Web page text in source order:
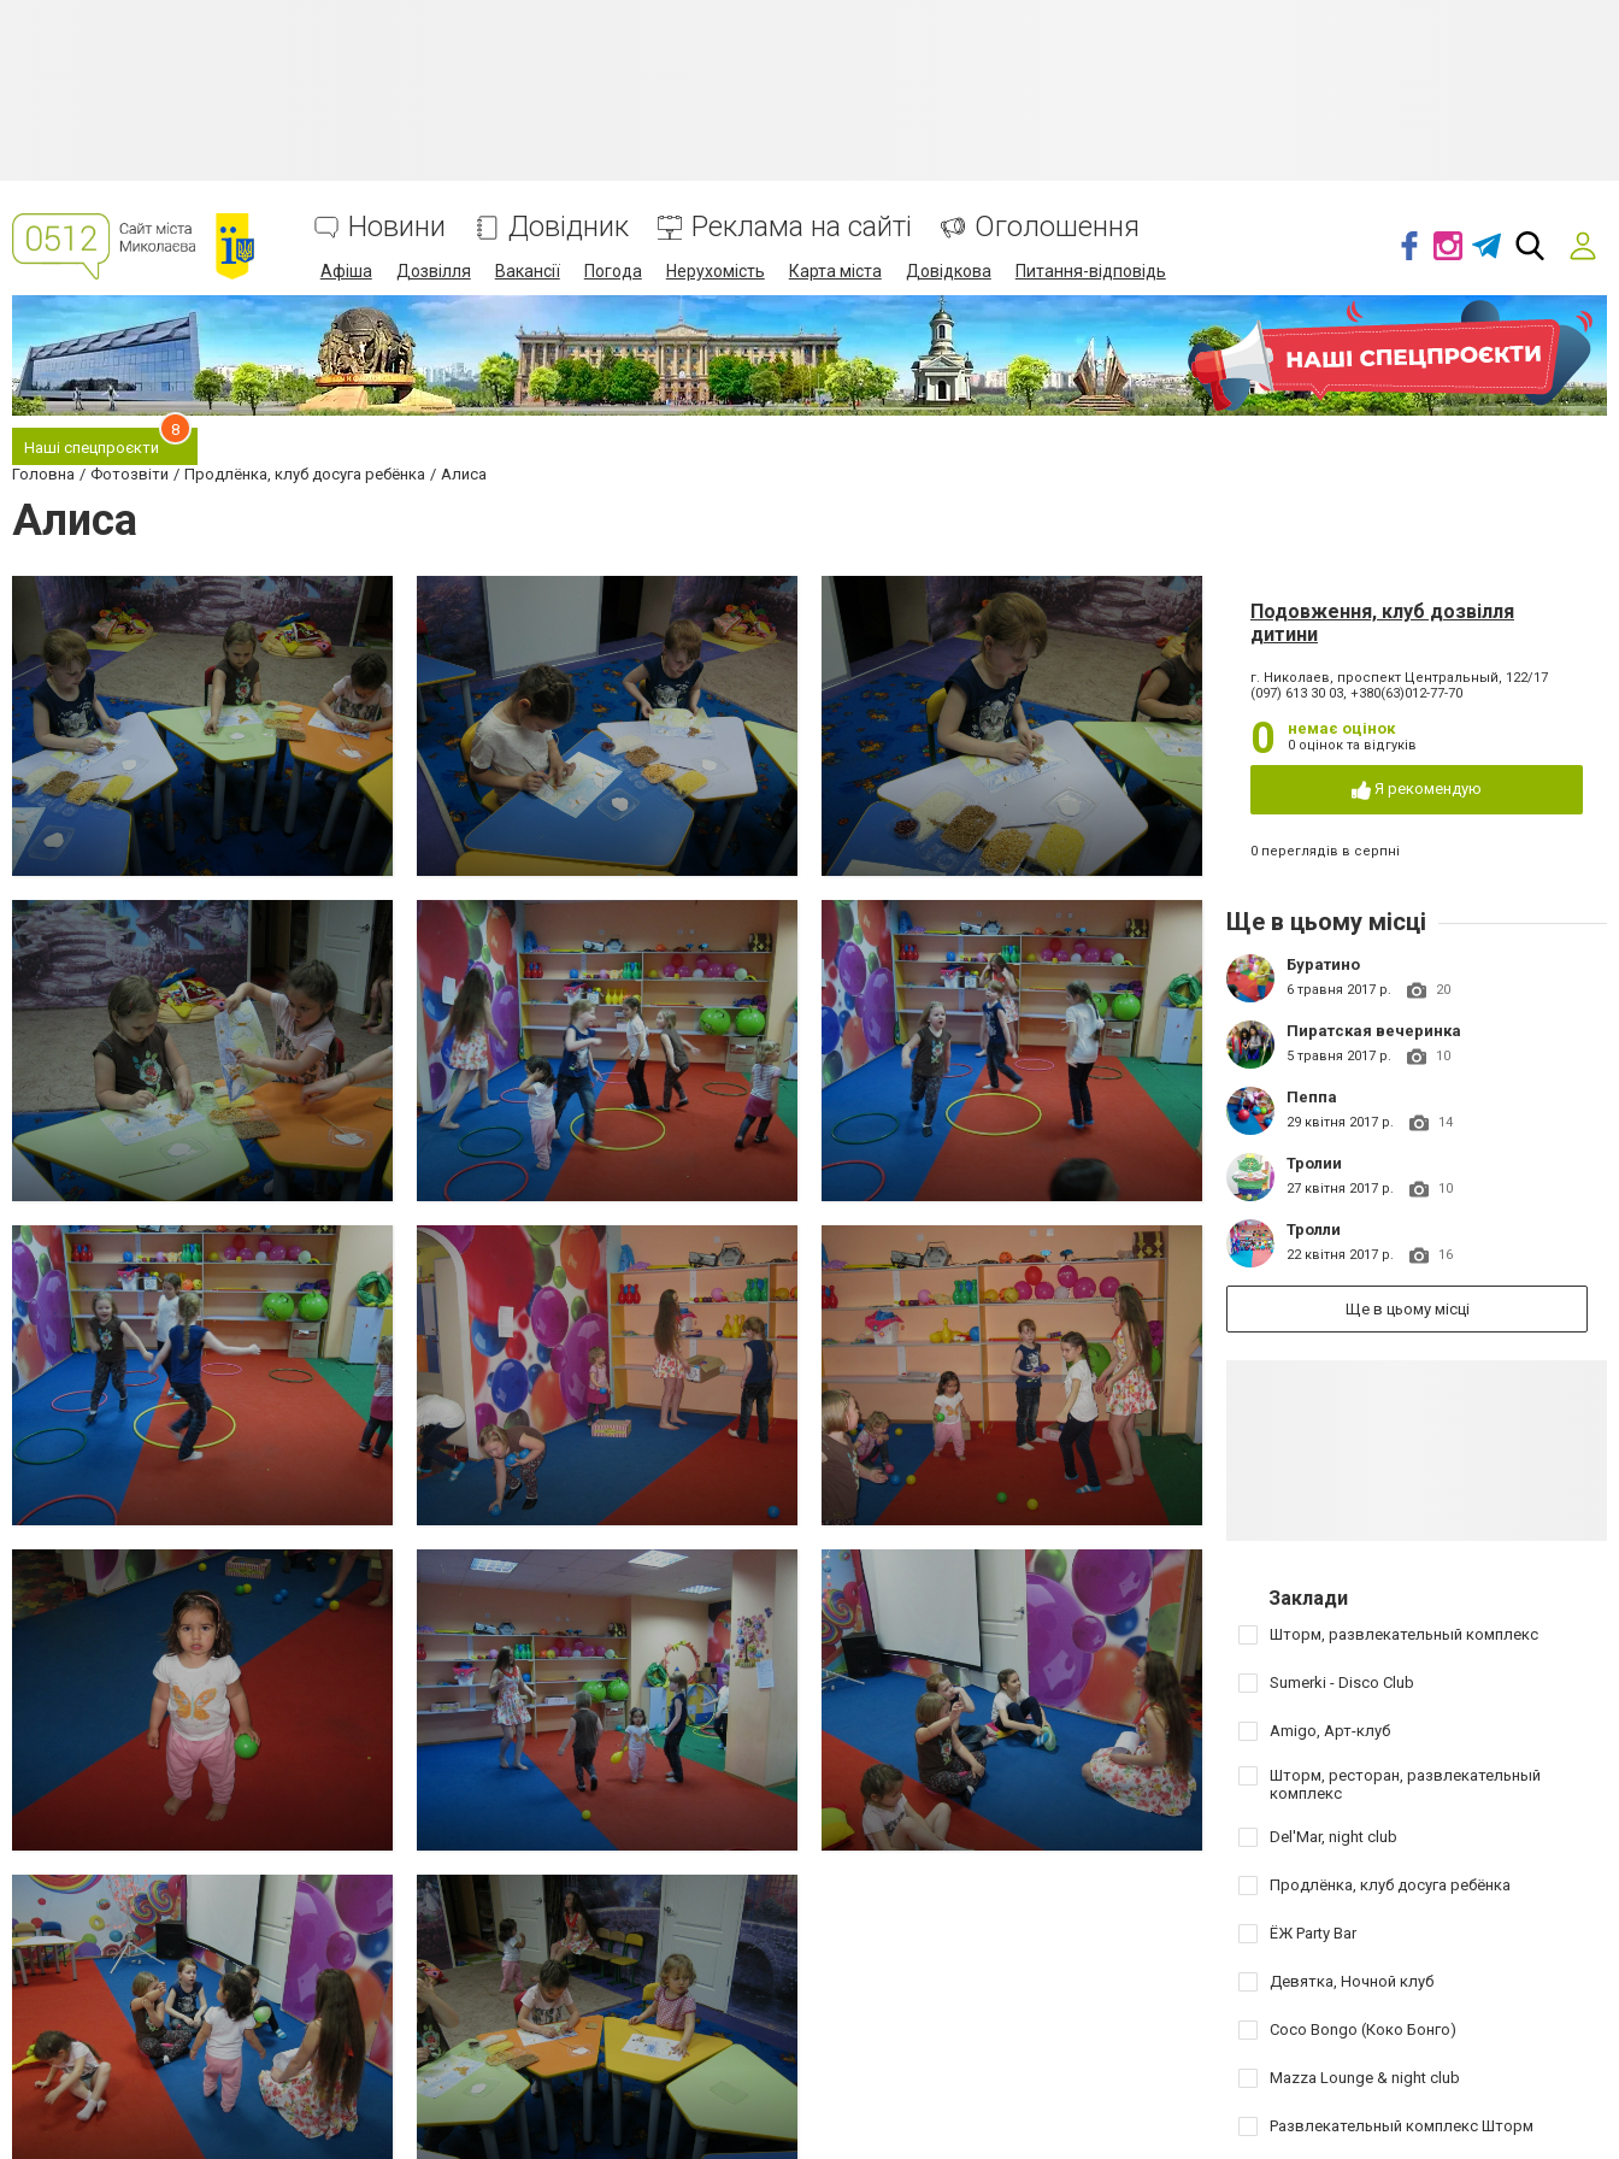
Новини Довідник Реклама на сайті Оголошення
Афіша Дозвілля Вакансії Погода Нерухомість Карта міста Довідкова Питання-відповідь
Наші спецпроєкти
8
Головна Фотозвіти Продлёнка, клуб досуга ребёнка Алиса
Алиса
Подовження, клуб дозвілля
дитини
г. Николаев, проспект Центральный, 122/17
(097) 613 30 03, +380(63)012-77-70
0 немає оцінок
0 оцінок та відгуків
Я рекомендую
0 переглядів в серпні
Ще в цьому місці
Буратино
6 травня 2017 р. 20
Пиратская вечеринка
5 травня 2017 р. 10
Пеппа
29 квітня 2017 р. 14
Тролии
27 квітня 2017 р. 10
Тролли
22 квітня 2017 р. 16
Ще в цьому місці
Заклади
Шторм, развлекательный комплекс
Sumerki - Disco Club
Amigo, Арт-клуб
Шторм, ресторан, развлекательный
комплекс
Del'Mar, night club
Продлёнка, клуб досуга ребёнка
ЁЖ Party Bar
Девятка, Ночной клуб
Coco Bongo (Коко Бонго)
Mazza Lounge & night club
Развлекательный комплекс Шторм